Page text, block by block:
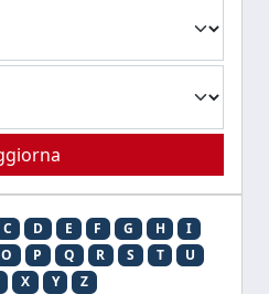
C D E F G H
I
O P Q R S T
U
X Y Z